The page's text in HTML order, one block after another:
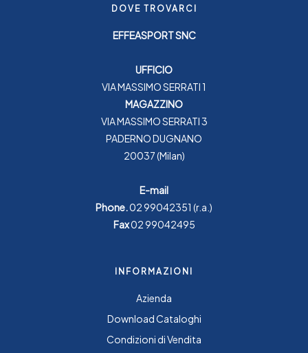
DOVE TROVARCI
EFFEASPORT SNC
UFFICIO
VIA MASSIMO SERRATI 1
MAGAZZINO
VIA MASSIMO SERRATI 3
PADERNO DUGNANO
20037 (Milan)
E-mail
Phone.02 99042351 (r.a.)
Fax02 99042495
INFORMAZIONI
Azienda
Download Cataloghi
Condizioni di Vendita